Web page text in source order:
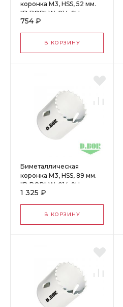
коронка М3, HSS, 52 мм.
"D.BOR" W-014-9H-
4005205D
754 ₽
В КОРЗИНУ
Биметаллическая
коронка М3, HSS, 89 мм.
"D.BOR" W-014-9H-
4008905D
1 325 ₽
В КОРЗИНУ